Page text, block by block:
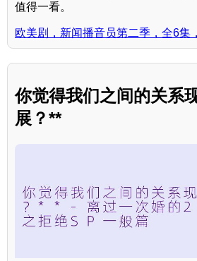
值得一看。
欧美剧，新闻播音员第二季，全6集
你觉得我们之间的关系
展？**